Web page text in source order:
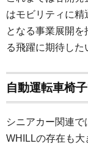
はモビリティに精
となる事業展開
る飛躍に期待した
自動運転車椅
シニアカー関連
WHILLの存在も